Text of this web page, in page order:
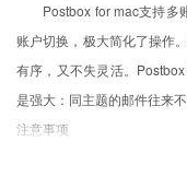
Postbox for mac支持多
账户切换，极大简化了操作
有序，又不失灵活。
是强大：同主题的邮件往来
注意事项
用户在下载Mac软件后